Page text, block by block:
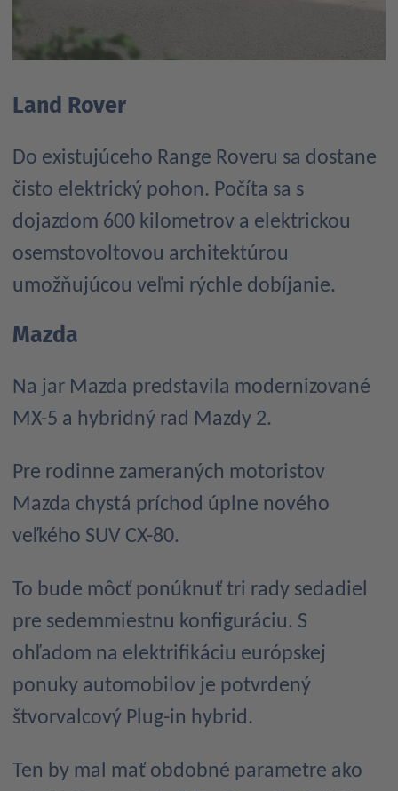
Land Rover
Do existujúceho Range Roveru sa dostane
čisto elektrický pohon. Počíta sa s
dojazdom 600 kilometrov a elektrickou
osemstovoltovou architektúrou
umožňujúcou veľmi rýchle dobíjanie.
Mazda
Na jar Mazda predstavila modernizované
MX-5 a hybridný rad Mazdy 2.
Pre rodinne zameraných motoristov
Mazda chystá príchod úplne nového
veľkého SUV CX-80.
To bude môcť ponúknuť tri rady sedadiel
pre sedemmiestnu konfiguráciu. S
ohľadom na elektrifikáciu európskej
ponuky automobilov je potvrdený
štvorvalcový Plug-in hybrid.
Ten by mal mať obdobné parametre ako